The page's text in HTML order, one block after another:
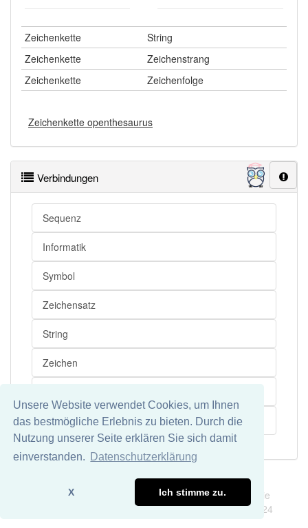
Unsere Website verwendet Cookies, um Ihnen
das bestmögliche Erlebnis zu bieten. Durch die
Nutzung unserer Seite erklären Sie sich damit
einverstanden.
Datenschutzerklärung
X Ich stimme zu.
Zeichenkette
String
Zeichenkette
Zeichenstrang
Zeichenkette
Zeichenfolge
Zeichenkette openthesaurus
Verbindungen
Sequenz
Informatik
Symbol
Zeichensatz
String
Zeichen
Länge
Datenschutz
Wir übernehmen keine Garantie und keine Haftung für die
Richtigkeit und Vollständigkeit dieser Seite. DDDEasy 2024